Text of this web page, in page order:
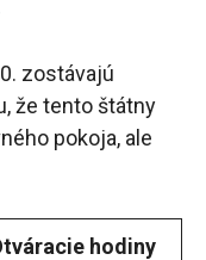
zostávajú
že tento štátny
pokoja, ale
hodiny